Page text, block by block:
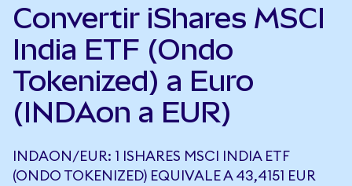
Convertir iShares MSCI
India ETF (Ondo
Tokenized) a Euro
(INDAon a EUR)
INDAON/EUR: 1 ISHARES MSCI INDIA ETF
(ONDO TOKENIZED) EQUIVALE A 43,4151 EUR